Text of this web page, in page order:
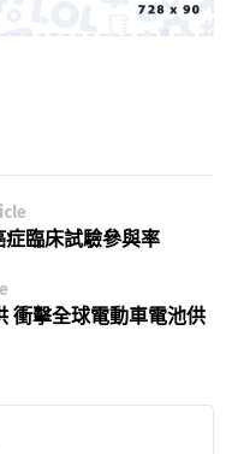
症臨床試驗參與率
衝擊全球電動車電池供